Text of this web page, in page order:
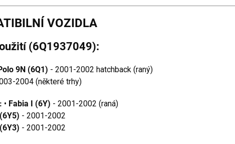
VOZIDLA
(6Q1937049):
9N (6Q1) - 2001-2002 hatchback (raný)
2004 (některé trhy)
• Fabia I (6Y) - 2001-2002 (raná)
- 2001-2002
- 2001-2002